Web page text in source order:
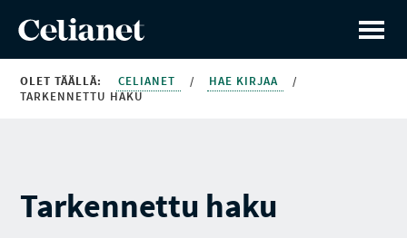
OLET TÄÄLLÄ: CELIANET / HAE KIRJAA
/
TARKENNETTU HAKU
Tarkennettu haku